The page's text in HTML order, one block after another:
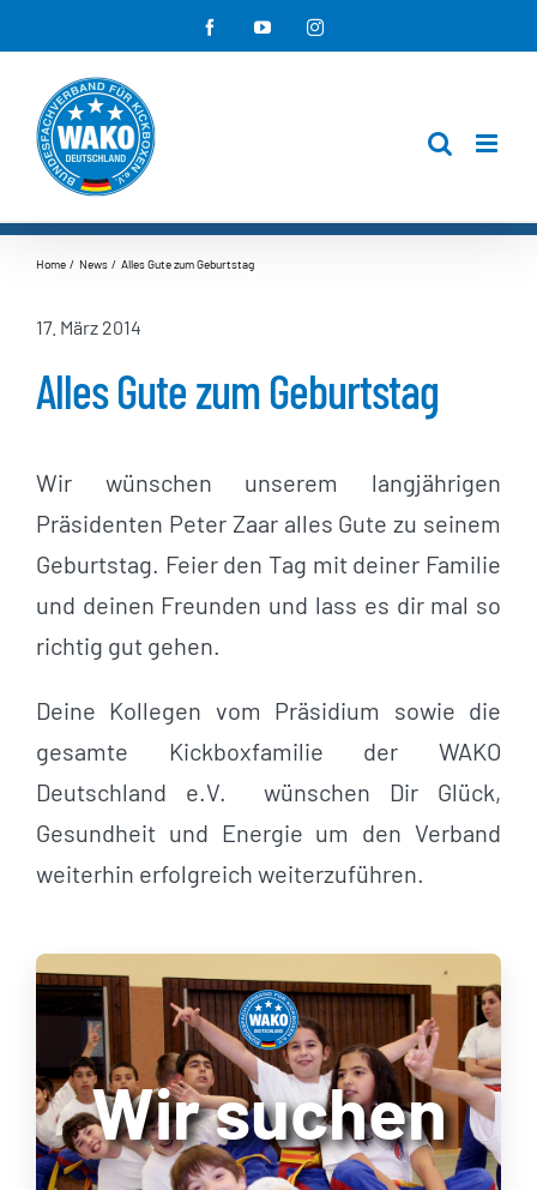
Inhalt
springen
FacebookYouTubeInstagram
Home News Alles Gute zum Geburtstag
17. März 2014
Alles Gute zum Geburtstag
Wir wünschen unserem langjährigen
Präsidenten Peter Zaar alles Gute zu seinem
Geburtstag. Feier den Tag mit deiner Familie
und deinen Freunden und lass es dir mal so
richtig gut gehen.
Deine Kollegen vom Präsidium sowie die
gesamte Kickboxfamilie der WAKO
Deutschland e.V. wünschen Dir Glück,
Gesundheit und Energie um den Verband
weiterhin erfolgreich weiterzuführen.
Wir suchen